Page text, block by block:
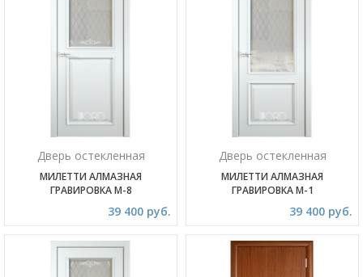
Дверь остекленная
МИЛЕТТИ АЛМАЗНАЯ
ГРАВИРОВКА М-8
39 400 руб.
Дверь остекленная
МИЛЕТТИ АЛМАЗНАЯ
ГРАВИРОВКА М-1
39 400 руб.